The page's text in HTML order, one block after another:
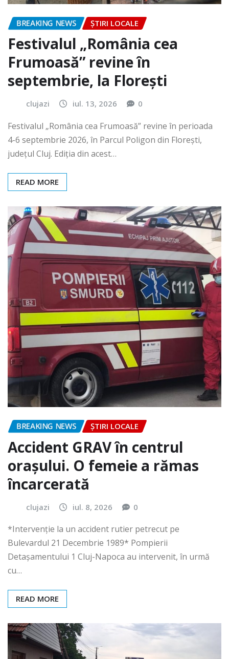
BREAKING NEWS ȘTIRI LOCALE
Festivalul „România cea
Frumoasă” revine în
septembrie, la Florești
clujazi iul. 13, 2026 0
Festivalul „România cea Frumoasă” revine în perioada
4-6 septembrie 2026, în Parcul Poligon din Floreşti,
județul Cluj. Ediția din acest…
READ MORE
BREAKING NEWS ȘTIRI LOCALE
Accident GRAV în centrul
orașului. O femeie a rămas
încarcerată
clujazi iul. 8, 2026 0
*Intervenție la un accident rutier petrecut pe
Bulevardul 21 Decembrie 1989* Pompierii
Detașamentului 1 Cluj-Napoca au intervenit, în urmă
cu…
READ MORE